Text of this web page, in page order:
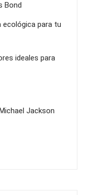
Bond
ecológica para tu
ideales para
Jackson